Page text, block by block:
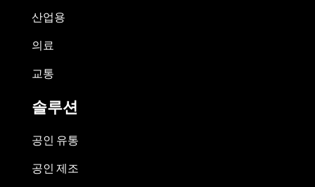
산업용
의료
교통
솔루션
공인 유통
공인 제조